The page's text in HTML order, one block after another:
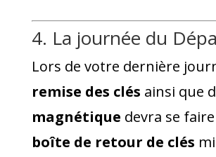
4. La journée du
Lors de votre dernière
remise des clés ainsi que
magnétique devra se
boîte de retour de clés